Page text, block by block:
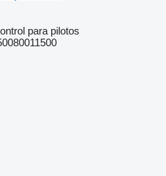
para pilotos